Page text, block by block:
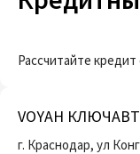
Рассчитайте кредит
VOYAH
г. Краснодар, ул